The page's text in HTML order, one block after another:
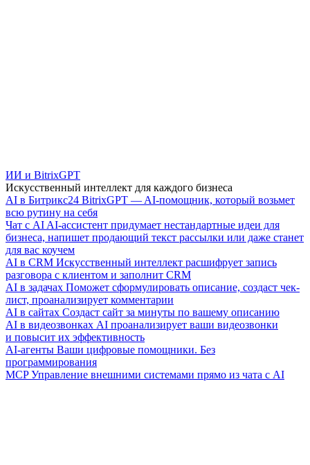
ИИ и BitrixGPT
Искусственный интеллект для каждого бизнеса
AI в Битрикс24 BitrixGPT — AI-помощник, который возьмет
всю рутину на себя
Чат с AI AI-ассистент придумает нестандартные идеи для
бизнеса, напишет продающий текст рассылки или даже станет
для вас коучем
AI в CRM Искусственный интеллект расшифрует запись
разговора с клиентом и заполнит CRM
AI в задачах Поможет сформулировать описание, создаст чек-
лист, проанализирует комментарии
AI в сайтах Создаст сайт за минуты по вашему описанию
AI в видеозвонках AI проанализирует ваши видеозвонки
и повысит их эффективность
AI-агенты Ваши цифровые помощники. Без
программирования
MCP Управление внешними системами прямо из чата с AI